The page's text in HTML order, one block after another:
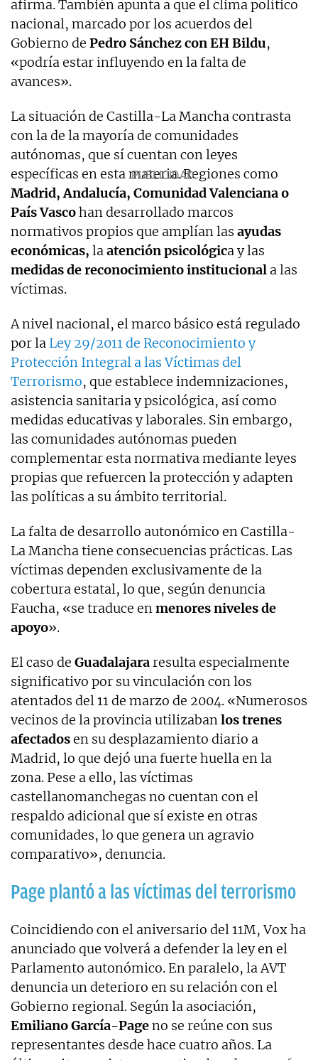
afirma. También apunta a que el clima político
nacional, marcado por los acuerdos del
Gobierno de Pedro Sánchez con EH Bildu,
«podría estar influyendo en la falta de
avances».
La situación de Castilla-La Mancha contrasta
con la de la mayoría de comunidades
autónomas, que sí cuentan con leyes
específicas en esta materia. Regiones como
Madrid, Andalucía, Comunidad Valenciana o
País Vascohan desarrollado marcos
normativos propios que amplían las ayudas
económicas, laatención psicológica y las
medidas de reconocimiento institucional a las
víctimas.
A nivel nacional, el marco básico está regulado
por la Ley 29/2011 de Reconocimiento y
Protección Integral a las Víctimas del
Terrorismo, que establece indemnizaciones,
asistencia sanitaria y psicológica, así como
medidas educativas y laborales. Sin embargo,
las comunidades autónomas pueden
complementar esta normativa mediante leyes
propias que refuercen la protección y adapten
las políticas a su ámbito territorial.
La falta de desarrollo autonómico en Castilla-
La Mancha tiene consecuencias prácticas. Las
víctimas dependen exclusivamente de la
cobertura estatal, lo que, según denuncia
Faucha, «se traduce enmenores niveles de
apoyo».
El caso de Guadalajararesulta especialmente
significativo por su vinculación con los
atentados del 11 de marzo de 2004. «Numerosos
vecinos de la provincia utilizabanlos trenes
afectadosen su desplazamiento diario a
Madrid, lo que dejó una fuerte huella en la
zona. Pese a ello, las víctimas
castellanomanchegas no cuentan con el
respaldo adicional que sí existe en otras
comunidades, lo que genera un agravio
comparativo», denuncia.
Page plantó a las víctimas del terrorismo
Coincidiendo con el aniversario del 11M, Vox ha
anunciado que volverá a defender la ley en el
Parlamento autonómico. En paralelo, la AVT
denuncia un deterioro en su relación con el
Gobierno regional. Según la asociación,
Emiliano García-Pageno se reúne con sus
representantes desde hace cuatro años. La